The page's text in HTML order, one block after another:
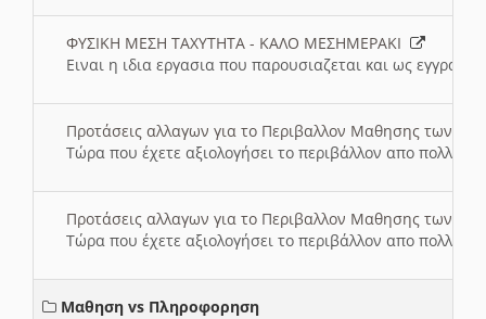
ΦΥΣΙΚΗ ΜΕΣΗ ΤΑΧΥΤΗΤΑ - ΚΑΛΟ ΜΕΣΗΜΕΡΑΚΙ
Ειναι η ιδια εργασια που παρουσιαζεται και ως
Προτάσεις αλλαγων για το Περιβαλλον Μαθησης των
Τώρα που έχετε αξιολογήσει το περιβάλλον απο πολλές
Προτάσεις αλλαγων για το Περιβαλλον Μαθησης των
Τώρα που έχετε αξιολογήσει το περιβάλλον απο πολλές
Μαθηση vs Πληροφορηση